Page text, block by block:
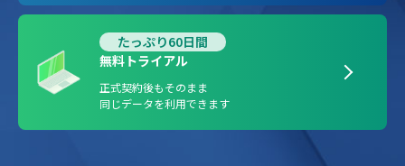
たっぷり60日間
無料トライアル
正式契約後もそのまま
同じデータを利用できます